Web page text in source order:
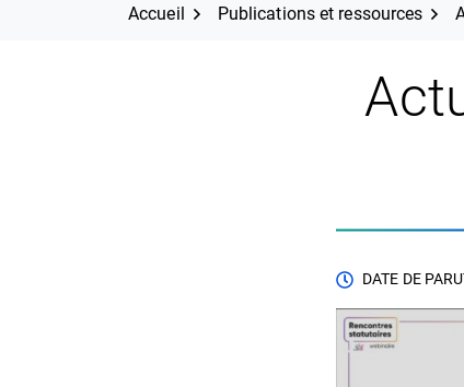
Accueil Publications et ressources
DATE DE